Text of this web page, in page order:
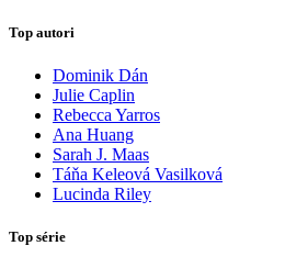
Top autori
Dominik Dán
Julie Caplin
Rebecca Yarros
Ana Huang
Sarah J. Maas
Táňa Keleová Vasilková
Lucinda Riley
Top série